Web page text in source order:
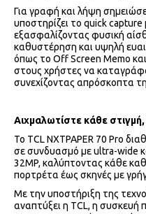
Για γραφή και λήψη
υποστηρίζει το quick
εξασφαλίζοντας φυσική
καθυστέρηση και υψηλή
όπως το Off Screen Memo
στους χρήστες να
συνεχίζοντας απρόσκοπτα
Αιχμαλωτίστε κάθε
Το TCL NXTPAPER 70 Pro
σε συνδυασμό με ultra-wide
32MP, καλύπτοντας κάθε
πορτρέτα έως σκηνές με
Με την υποστήριξη της
αναπτύξει η TCL, η συσκευή